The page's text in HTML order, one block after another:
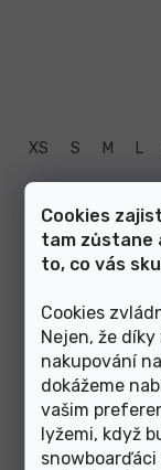
Cookies
tam zůstane
to, co vás
Cookies
Nejen, že
nakupování
dokážeme
vašim
lyžemi, když
XS S M L
Dámské